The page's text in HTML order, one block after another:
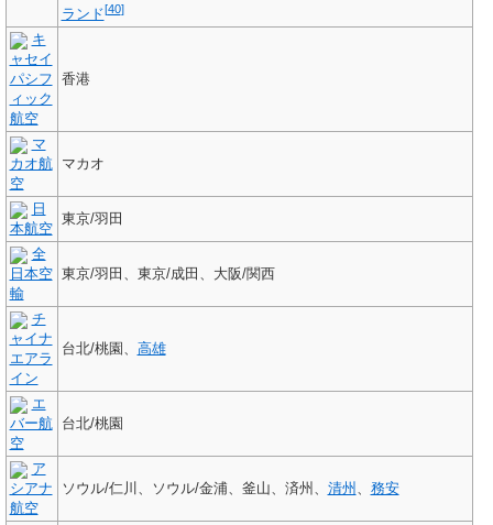
ランド[40]
キ
ャセイ
パシフ
ィック
航空
香港
マ
カオ航
空
マカオ
日
本航空
東京/羽田
全
日本空
輸
東京/羽田、東京/成田、大阪/関西
チ
ャイナ
エアラ
イン
台北/桃園、 高雄
エ
バー航
空
台北/桃園
ア
シアナ
航空
ソウル/仁川、ソウル/金浦、釜山、済州、 清州 、 務安